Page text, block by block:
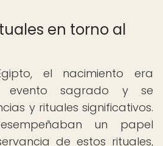
en torno al
el nacimiento era
evento sagrado y se
y rituales significativos.
un papel
de estos rituales,